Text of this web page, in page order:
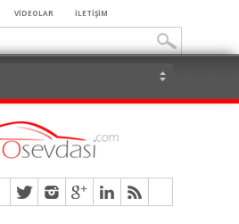
VİDEOLAR İLETİŞİM